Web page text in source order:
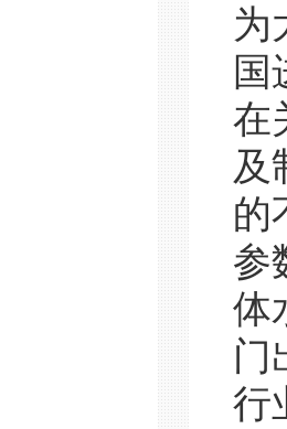
为
国
在
及
的
参
体
门
行